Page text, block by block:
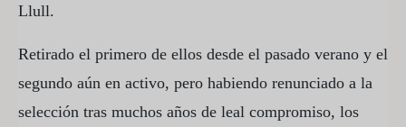
Llull.
Retirado el primero de ellos desde el pasado verano y el
segundo aún en activo, pero habiendo renunciado a la
selección tras muchos años de leal compromiso, los